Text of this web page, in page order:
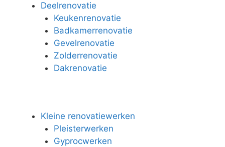
Deelrenovatie
Keukenrenovatie
Badkamerrenovatie
Gevelrenovatie
Zolderrenovatie
Dakrenovatie
Kleine renovatiewerken
Pleisterwerken
Gyprocwerken